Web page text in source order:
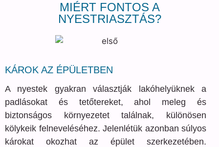
MIÉRT FONTOS A
NYESTRIASZTÁS?
KÁROK AZ ÉPÜLETBEN
A nyestek gyakran választják lakóhelyüknek a
padlásokat és tetőtereket, ahol meleg és
biztonságos környezetet találnak, különösen
kölykeik felneveléséhez. Jelenlétük azonban súlyos
károkat okozhat az épület szerkezetében.